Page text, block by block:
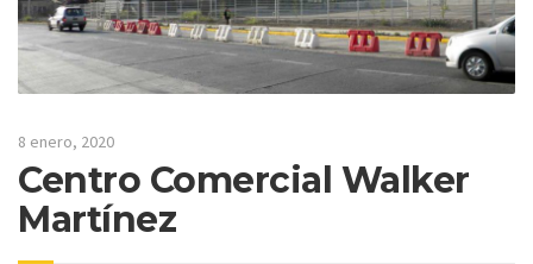
8 enero, 2020
Centro Comercial Walker
Martínez